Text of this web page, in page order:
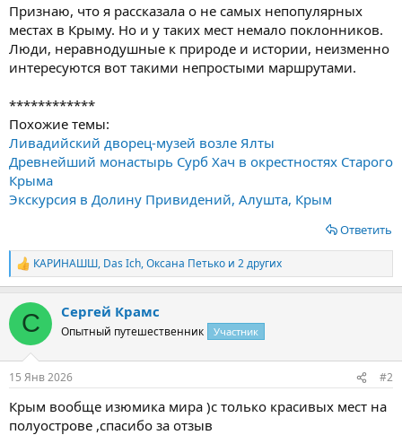
Признаю, что я рассказала о не самых непопулярных
местах в Крыму. Но и у таких мест немало поклонников.
Люди, неравнодушные к природе и истории, неизменно
интересуются вот такими непростыми маршрутами.
************
Похожие темы:
Ливадийский дворец-музей возле Ялты
Древнейший монастырь Сурб Хач в окрестностях Старого
Крыма
Экскурсия в Долину Привидений, Алушта, Крым
Ответить
Р
е
к
и
КАРИНАШШ, Das Ich,Оксана Петько и 2 других
С Сергей Крамс
Опытный путешественник Участник
15 Янв 2026 #2
Крым вообще изюмика мира )с только красивых мест на
полуострове ,спасибо за отзыв